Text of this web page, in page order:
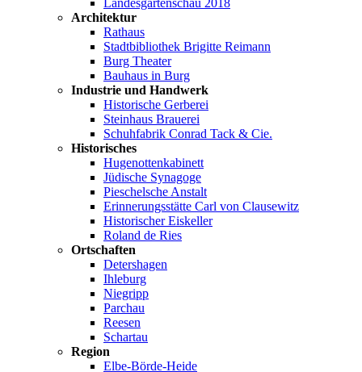
Landesgartenschau 2018
Architektur
Rathaus
Stadtbibliothek Brigitte Reimann
Burg Theater
Bauhaus in Burg
Industrie und Handwerk
Historische Gerberei
Steinhaus Brauerei
Schuhfabrik Conrad Tack & Cie.
Historisches
Hugenottenkabinett
Jüdische Synagoge
Pieschelsche Anstalt
Erinnerungsstätte Carl von Clausewitz
Historischer Eiskeller
Roland de Ries
Ortschaften
Detershagen
Ihleburg
Niegripp
Parchau
Reesen
Schartau
Region
Elbe-Börde-Heide